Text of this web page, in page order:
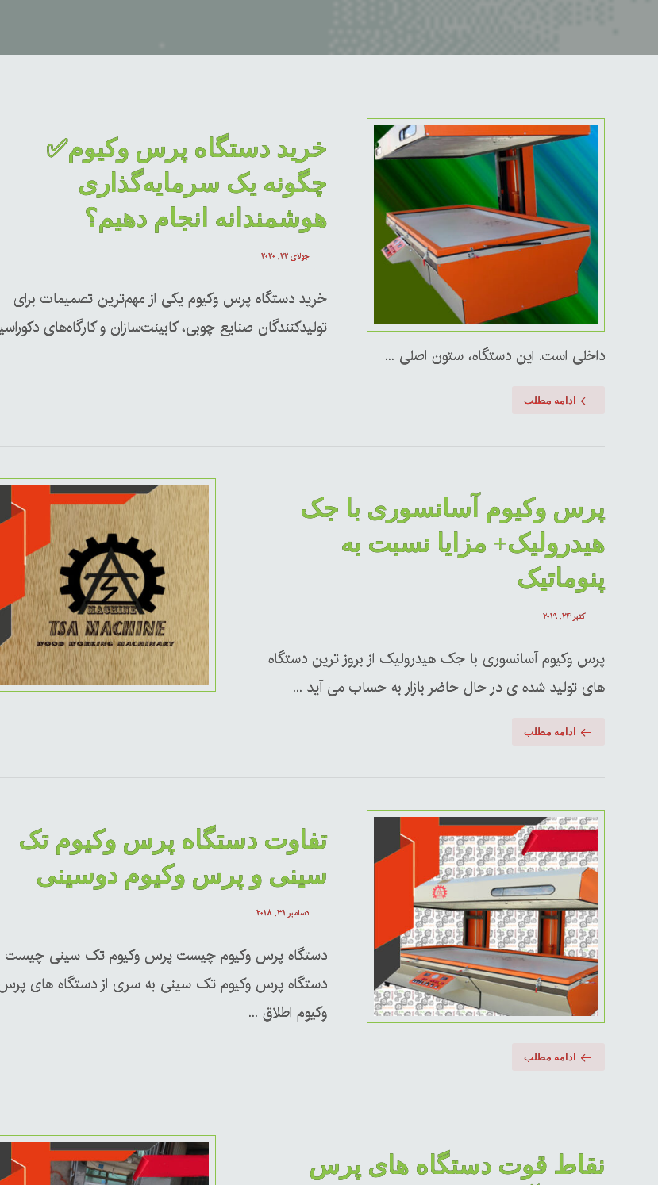
خرید دستگاه پرس وکیوم✅
چگونه یک سرمایه‌گذاری
هوشمندانه انجام دهیم؟
جولای ۲۲, ۲۰۲۰
خرید دستگاه پرس وکیوم یکی از مهم‌ترین تصمیمات برای
تولیدکنندگان صنایع چوبی، کابینت‌سازان و کارگاه‌های
داخلی است. این دستگاه، ستون اصلی ...
ادامه مطلب
پرس وکیوم آسانسوری با جک
هیدرولیک+ مزایا نسبت به
پنوماتیک
اکتبر ۲۴, ۲۰۱۹
پرس وکیوم آسانسوری با جک هیدرولیک از بروز ترین دستگاه
های تولید شده ی در حال حاضر بازار به حساب می آید ...
ادامه مطلب
تفاوت دستگاه پرس وکیوم تک
سینی و پرس وکیوم دوسینی
دسامبر ۳۱, ۲۰۱۸
دستگاه پرس وکیوم چیست پرس وکیوم تک سینی چیست
دستگاه پرس وکیوم تک سینی به سری از دستگاه های
وکیوم اطلاق ...
ادامه مطلب
نقاط قوت دستگاه های پرس